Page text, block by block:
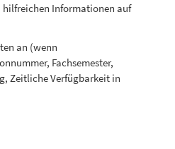
hilfreichen Informationen auf
an (wenn
Fachsemester,
Zeitliche Verfügbarkeit in